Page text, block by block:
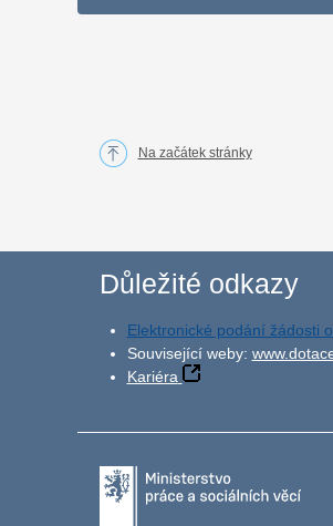
Na začátek stránky
Důležité odkazy
Elektronické podání žádosti
Související weby:
Kariéra